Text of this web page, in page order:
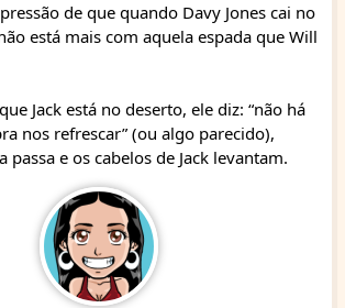
de que quando Davy Jones cai no
está mais com aquela espada que Will
Jack está no deserto, ele diz: “não há
nos refrescar” (ou algo parecido),
passa e os cabelos de Jack levantam.